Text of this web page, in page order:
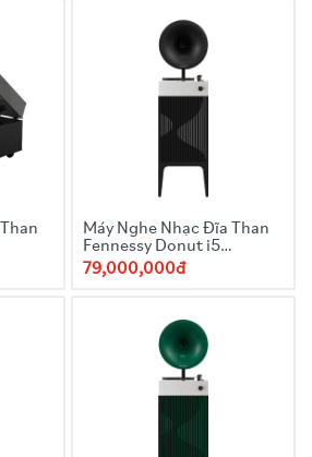
Máy Nghe Nhạc Đĩa Than
Fennessy Donut i5
Quicksand 2025 Black
79,000,000đ